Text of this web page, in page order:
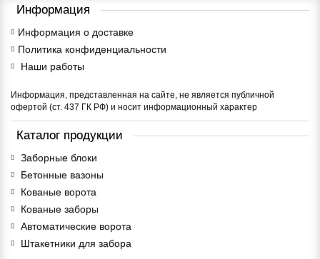
Информация
Информация о доставке
Политика конфиденциальности
Наши работы
Информация, представленная на сайте, не является публичной
офертой (ст. 437 ГК РФ) и носит информационный характер
Каталог продукции
Заборные блоки
Бетонные вазоны
Кованые ворота
Кованые заборы
Автоматические ворота
Штакетники для забора